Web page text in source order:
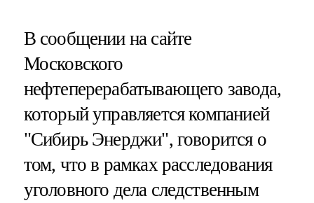
В сообщении на сайте
Московского
нефтеперерабатывающего завода,
который управляется компанией
"Сибирь Энерджи", говорится о
том, что в рамках расследования
уголовного дела следственным